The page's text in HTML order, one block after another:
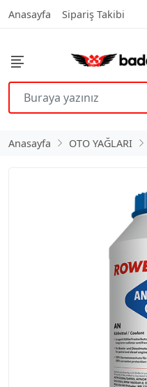
Anasayfa Sipariş Takibi
Anasayfa OTO YAĞLARI